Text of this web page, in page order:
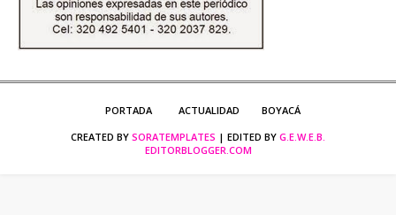
PORTADA ACTUALIDAD
BOYACÁ
CREATED BY SORATEMPLATES | EDITED BY G.E.W.E.B.
EDITORBLOGGER.COM